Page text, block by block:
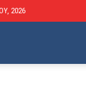
2026